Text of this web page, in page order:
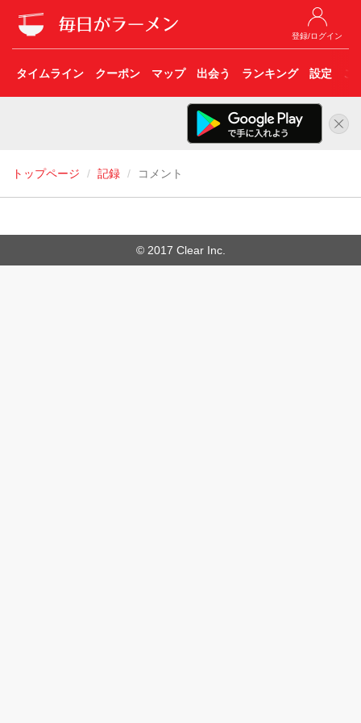
登録/ログイン
タイムライン クーポン マップ 出会う ランキング 設定 こ
トップページ 記録 コメント
© 2017 Clear Inc.